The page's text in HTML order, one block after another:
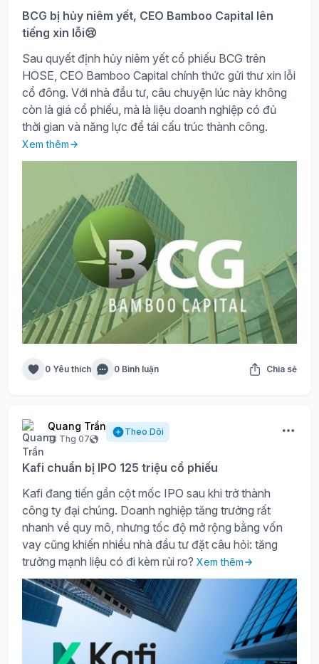
BCG bị hủy niêm yết, CEO Bamboo Capital lên
tiếng xin lỗi😢
Sau quyết định hủy niêm yết cổ phiếu BCG trên
HOSE, CEO Bamboo Capital chính thức gửi thư xin lỗi
cổ đông. Với nhà đầu tư, câu chuyện lúc này không
còn là giá cổ phiếu, mà là liệu doanh nghiệp có đủ
thời gian và năng lực để tái cấu trúc thành công.
Xem thêm
0 Yêu thích 0 Bình luận Chia sẻ
Quang Trần
13 Thg 07
Theo Dõi
Kafi chuẩn bị IPO 125 triệu cổ phiếu
Kafi đang tiến gần cột mốc IPO sau khi trở thành
công ty đại chúng. Doanh nghiệp tăng trưởng rất
nhanh về quy mô, nhưng tốc độ mở rộng bằng vốn
vay cũng khiến nhiều nhà đầu tư đặt câu hỏi: tăng
trưởng mạnh liệu có đi kèm rủi ro? Xem thêm